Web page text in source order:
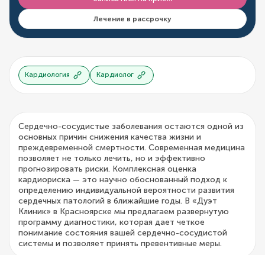
Лечение в рассрочку
Кардиология Кардиолог
Сердечно-сосудистые заболевания остаются одной из
основных причин снижения качества жизни и
преждевременной смертности. Современная медицина
позволяет не только лечить, но и эффективно
прогнозировать риски. Комплексная оценка
кардиориска — это научно обоснованный подход к
определению индивидуальной вероятности развития
сердечных патологий в ближайшие годы. В «Дуэт
Клиник» в Красноярске мы предлагаем развернутую
программу диагностики, которая дает четкое
понимание состояния вашей сердечно-сосудистой
системы и позволяет принять превентивные меры.